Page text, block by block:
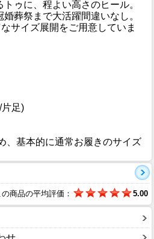
ゥに、程よい高さのヒール。
葬祭まで大活躍間違いなし。
サイズ展開をご用意していま
足)
、基本的に通常お履きのサイズ
の商品の平均評価： 5.00